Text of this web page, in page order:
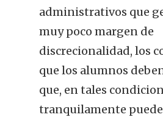
administrativos que
muy poco margen de
discrecionalidad, los
que los alumnos
que, en tales
tranquilamente